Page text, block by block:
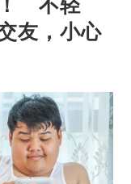
友，小心